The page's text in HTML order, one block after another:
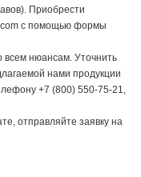
Приобрести
с помощью формы
всем нюансам. Уточнить
нами продукции
+7 (800) 550-75-21,
отправляйте заявку на